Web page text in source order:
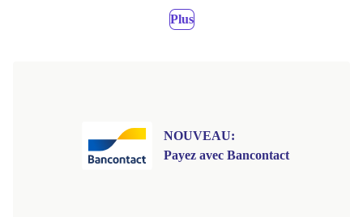
Plus
NOUVEAU:
Payez avec Bancontact